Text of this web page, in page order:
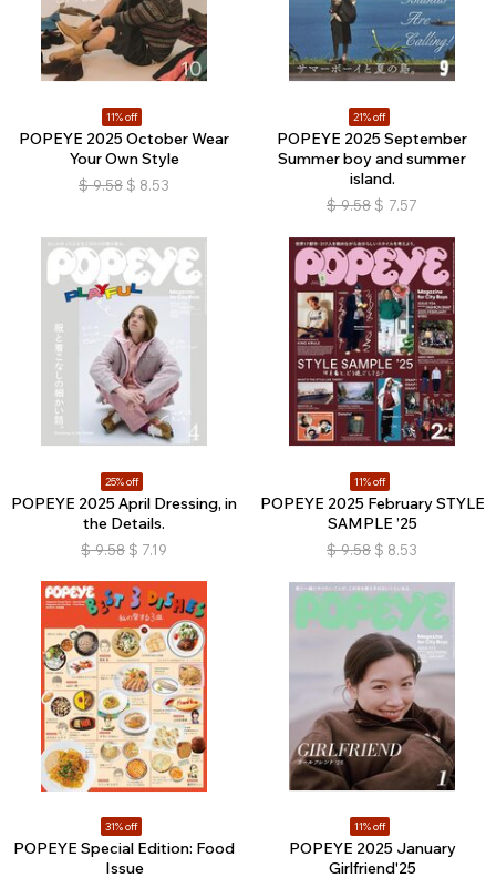
11% off
POPEYE 2025 October Wear
Your Own Style
$ 9.58 $ 8.53
21% off
POPEYE 2025 September
Summer boy and summer
island.
$ 9.58 $ 7.57
25% off
POPEYE 2025 April Dressing, in
the Details.
$ 9.58 $ 7.19
11% off
POPEYE 2025 February STYLE
SAMPLE ’25
$ 9.58 $ 8.53
31% off
POPEYE Special Edition: Food
Issue
11% off
POPEYE 2025 January
Girlfriend'25